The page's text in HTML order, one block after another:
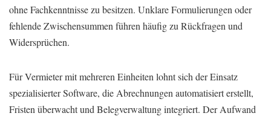
ohne Fachkenntnisse zu besitzen. Unklare Formulierungen oder
fehlende Zwischensummen führen häufig zu Rückfragen und
Widersprüchen.
Für Vermieter mit mehreren Einheiten lohnt sich der Einsatz
spezialisierter Software, die Abrechnungen automatisiert erstellt,
Fristen überwacht und Belegverwaltung integriert. Der Aufwand